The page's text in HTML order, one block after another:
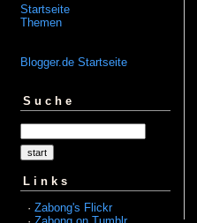
Startseite
Themen
Blogger.de Startseite
Suche
Links
· Zabong's Flickr